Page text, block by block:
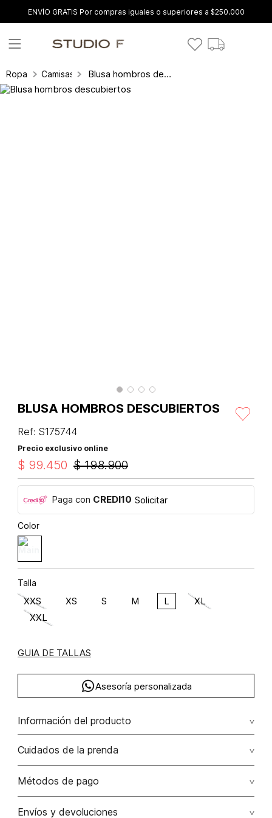
ENVÍO GRATIS Por compras iguales o superiores a $250.000
Ropa Camisas y blusas Blusa hombros descubiertos
BLUSA HOMBROS DESCUBIERTOS
Ref: S175744
Precio exclusivo online
$ 198.900
$ 99.450
Paga con CREDI10 Solicitar
Color
Talla
XXS XS S M L
XL
XXL
GUIA DE TALLAS
Asesoría personalizada
Información del producto
F33-allure glam poliéster 92% elastano 8% 92.00%
poliéster/polyester8.00% elastano/elastane
Cuidados de la prenda
No dejar en remojo /lavar por separado / no utilizar
Métodos de pago
Tarjetas de crédito: Visa, Dinners, Master Card y American
Envíos y devoluciones